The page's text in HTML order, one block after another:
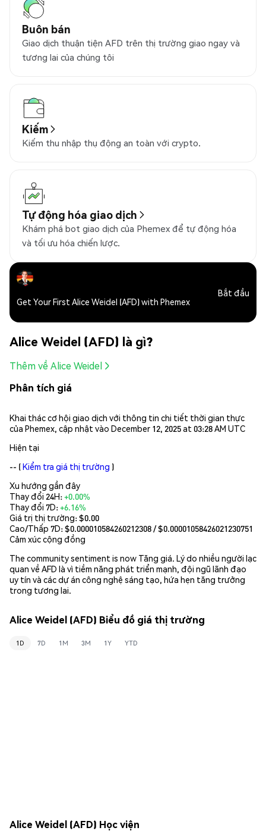
Buôn bán
Giao dịch thuận tiện AFD trên thị trường giao ngay và
tương lai của chúng tôi
Kiếm
Kiếm thu nhập thụ động an toàn với crypto.
Tự động hóa giao dịch
Khám phá bot giao dịch của Phemex để tự động hóa
và tối ưu hóa chiến lược.
Get Your First Alice Weidel (AFD) with Phemex
Bắt đầu
Alice Weidel (AFD) là gì?
Thêm về Alice Weidel
Phân tích giá
Khai thác cơ hội giao dịch với thông tin chi tiết thời gian thực
của Phemex, cập nhật vào December 12, 2025 at 03:28 AM UTC
Hiện tại
-- (Kiểm tra giá thị trường )
Xu hướng gần đây
Thay đổi 24H:+0.00%
Thay đổi 7D:+6.16%
Giá trị thị trường:$0.00
Cao/Thấp 7D: $0.000010584260212308/ $0.00001058426021230751
Cảm xúc cộng đồng
The community sentiment is now Tăng giá. Lý do nhiều người lạc
quan về AFD là vì tiềm năng phát triển mạnh, đội ngũ lãnh đạo
uy tín và các dự án công nghệ sáng tạo, hứa hẹn tăng trưởng
trong tương lai.
Alice Weidel (AFD) Biểu đồ giá thị trường
1D 7D 1M 3M 1Y YTD
Alice Weidel (AFD) Học viện